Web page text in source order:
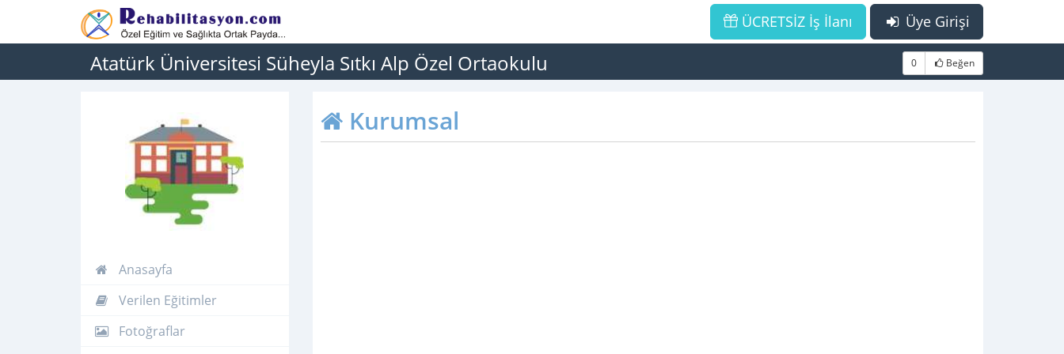
Üye Girişi
ÜCRETSİZ İş İlanı
Atatürk Üniversitesi Süheyla Sıtkı Alp Özel Ortaokulu 0 Beğen
Anasayfa
Verilen Eğitimler
Fotoğraflar
Kurumsal